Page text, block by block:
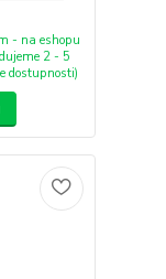
- na eshopu
2 - 5
dostupnosti)